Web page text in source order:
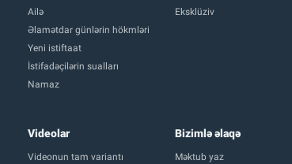
Ailə
Əlamətdar günlərin hökmləri
Yeni istiftaat
İstifadəçilərin sualları
Namaz
Eksklüziv
Videolar
Videonun tam variantı
Bizimlə əlaqə
Məktub yaz